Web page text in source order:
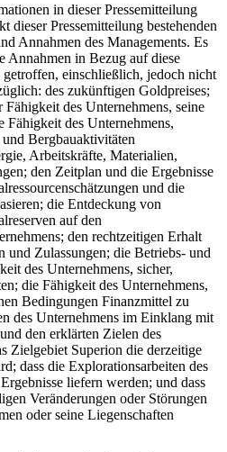
in dieser Pressemitteilung
dieser Pressemitteilung bestehenden
Annahmen des Managements. Es
Annahmen in Bezug auf diese
einschließlich, jedoch nicht
des zukünftigen Goldpreises;
des Unternehmens, seine
Fähigkeit des Unternehmens,
Bergbauaktivitäten
Arbeitskräfte, Materialien,
den Zeitplan und die Ergebnisse
und die
die Entdeckung von
auf den
den rechtzeitigen Erhalt
und Zulassungen; die Betriebs- und
des Unternehmens, sicher,
die Fähigkeit des Unternehmens,
Bedingungen Finanzmittel zu
des Unternehmens im Einklang mit
den erklärten Zielen des
Zielgebiet Superion die derzeitige
dass die Explorationsarbeiten des
liefern werden; und dass
Veränderungen oder Störungen
oder seine Liegenschaften